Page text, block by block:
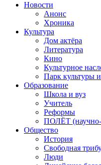
Новости
Анонс
Хроника
Культура
Дом актёра
Литература
Кино
Культурное
Парк культуры
Образование
Школа и вуз
Учитель
Реформы
ПОЛЁТ (научно-
Общество
История
Свободная
Люди